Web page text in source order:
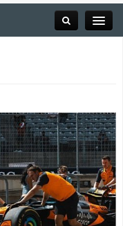
Závodní série
Kalendář F1
Výsledky F1